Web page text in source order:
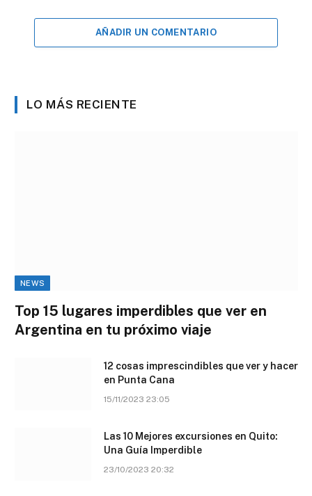
AÑADIR UN COMENTARIO
LO MÁS RECIENTE
NEWS
Top 15 lugares imperdibles que ver en
Argentina en tu próximo viaje
12 cosas imprescindibles que ver y hacer
en Punta Cana
15/11/2023 23:05
Las 10 Mejores excursiones en Quito:
Una Guía Imperdible
23/10/2023 20:32